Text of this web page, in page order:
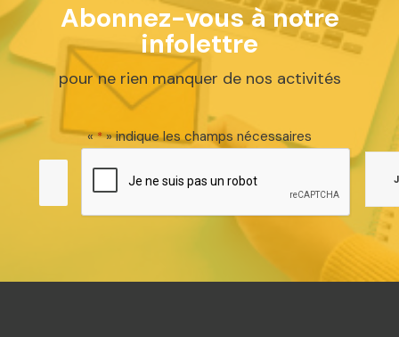
Abonnez-vous à notre
infolettre
pour ne rien manquer de nos activités
«*» indique les champs nécessaires